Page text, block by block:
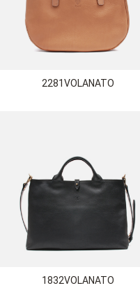
2281VOLANATO
1832VOLANATO